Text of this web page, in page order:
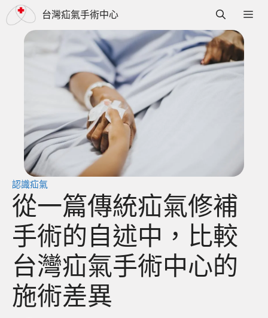
跳
至
台灣疝氣手術中心 選
認識疝氣
從一篇傳統疝氣修補
手術的自述中，比較
台灣疝氣手術中心的
施術差異